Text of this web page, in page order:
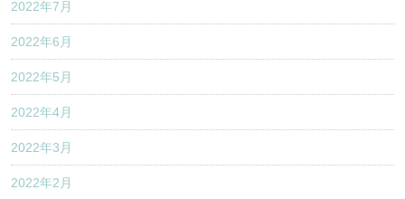
2022年7月
2022年6月
2022年5月
2022年4月
2022年3月
2022年2月